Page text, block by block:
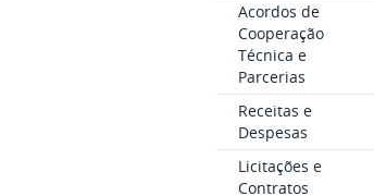
Acordos de
Cooperação
Técnica e
Parcerias
Receitas e
Despesas
Licitações e
Contratos